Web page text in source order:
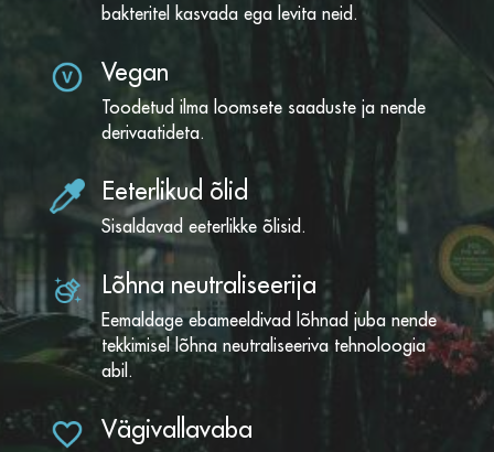
bakteritel kasvada ega levita neid.
Vegan
Toodetud ilma loomsete saaduste ja nende
derivaatideta.
Eeterlikud õlid
Sisaldavad eeterlikke õlisid.
Lõhna neutraliseerija
Eemaldage ebameeldivad lõhnad juba nende
tekkimisel lõhna neutraliseeriva tehnoloogia
abil.
Vägivallavaba